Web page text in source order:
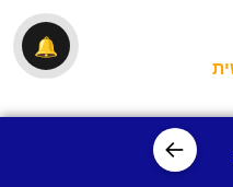
פרדס חנה
←
🔔